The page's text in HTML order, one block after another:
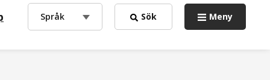
choose
Språk Sök Meny